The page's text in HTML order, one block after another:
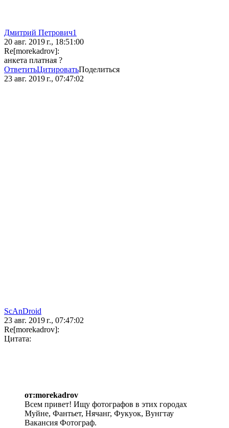
Дмитрий Петрович1
20 авг. 2019 г., 18:51:00
Re[morekadrov]:
анкета платная ?
ОтветитьЦитироватьПоделиться
23 авг. 2019 г., 07:47:02
ScAnDroid
23 авг. 2019 г., 07:47:02
Re[morekadrov]:
Цитата:
от:morekadrov
Всем привет! Ищу фотографов в этих городах
Муйне, Фантьет, Нячанг, Фукуок, Вунгтау
Вакансия Фотограф.